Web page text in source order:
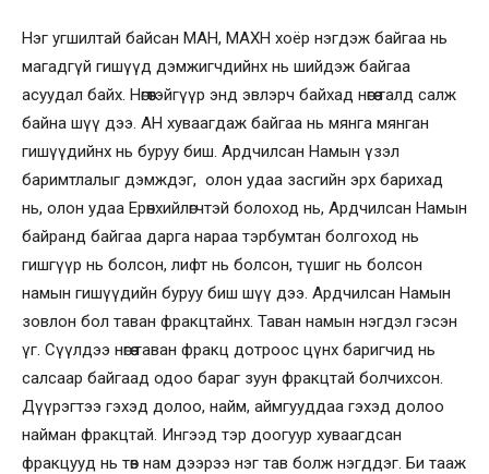
Нэг угшилтай байсан МАН, МАХН хоёр нэгдэж байгаа нь
магадгүй гишүүд дэмжигчдийнх нь шийдэж байгаа
асуудал байх. Нөгөөтэйгүүр энд эвлэрч байхад нөгөө талд салж
байна шүү дээ. АН хуваагдаж байгаа нь мянга мянган
гишүүдийнх нь буруу биш. Ардчилсан Намын үзэл
баримтлалыг дэмждэг, олон удаа засгийн эрх барихад
нь, олон удаа Ерөнхийлөгчтэй болоход нь, Ардчилсан Намын
байранд байгаа дарга нараа тэрбумтан болгоход нь
гишгүүр нь болсон, лифт нь болсон, түшиг нь болсон
намын гишүүдийн буруу биш шүү дээ. Ардчилсан Намын
зовлон бол таван фракцтайнх. Таван намын нэгдэл гэсэн
үг. Сүүлдээ нөгөө таван фракц дотроос цүнх баригчид нь
салсаар байгаад одоо бараг зуун фракцтай болчихсон.
Дүүрэгтээ гэхэд долоо, найм, аймгууддаа гэхэд долоо
найман фракцтай. Ингээд тэр доогуур хуваагдсан
фракцууд нь төв нам дээрээ нэг тав болж нэгддэг. Би тааж